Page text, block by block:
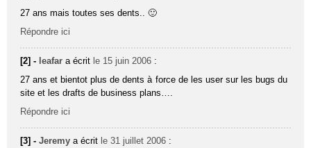
27 ans mais toutes ses dents.. 🙂
Répondre ici
[2] - leafar a écrit le 15 juin 2006 :
27 ans et bientot plus de dents à force de les user sur les bugs du
site et les drafts de business plans….
Répondre ici
[3] -Jeremy a écrit le 31 juillet 2006 :